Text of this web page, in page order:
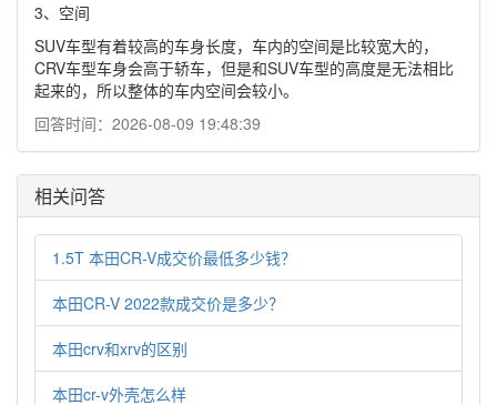
3、空间
SUV车型有着较高的车身长度，车内的空间是比较宽大的，
CRV车型车身会高于轿车，但是和SUV车型的高度是无法相比
起来的，所以整体的车内空间会较小。
回答时间：2026-08-09 19:48:39
相关问答
1.5T 本田CR-V成交价最低多少钱？
本田CR-V 2022款成交价是多少？
本田crv和xrv的区别
本田cr-v外壳怎么样